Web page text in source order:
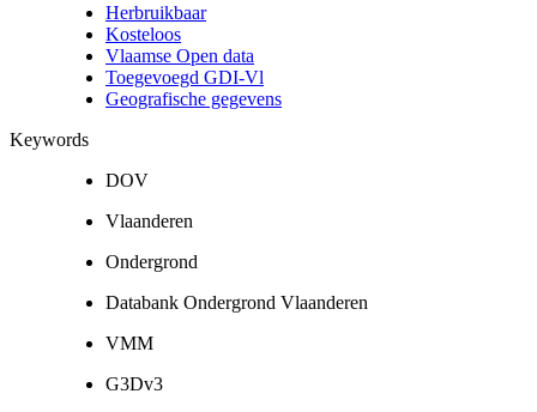
Herbruikbaar
Kosteloos
Vlaamse Open data
Toegevoegd GDI-Vl
Geografische gegevens
Keywords
DOV
Vlaanderen
Ondergrond
Databank Ondergrond Vlaanderen
VMM
G3Dv3